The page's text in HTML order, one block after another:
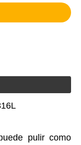
pulir como